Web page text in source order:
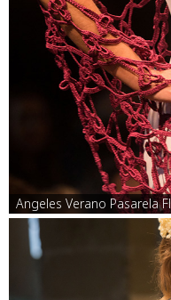
Angeles Verano Pasarela